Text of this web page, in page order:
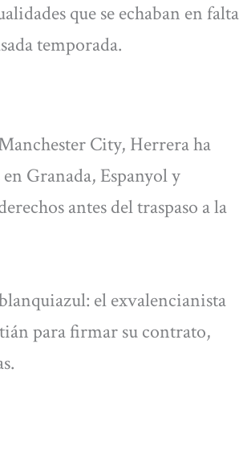
que se echaban en falta
temporada.
City, Herrera ha
Granada, Espanyol y
antes del traspaso a la
el exvalencianista
para firmar su contrato,